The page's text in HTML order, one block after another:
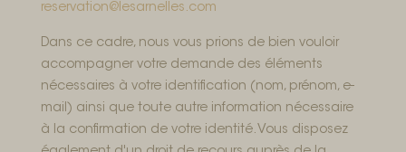
reservation@lesarnelles.com
Dans ce cadre, nous vous prions de bien vouloir
accompagner votre demande des éléments
nécessaires à votre identification (nom, prénom, e-
mail) ainsi que toute autre information nécessaire
à la confirmation de votre identité. Vous disposez